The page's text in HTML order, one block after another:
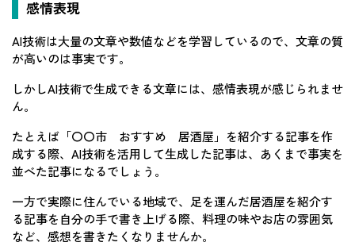
感情表現
AI技術は大量の文章や数値などを学習しているので、文章の質
が高いのは事実です。
しかしAI技術で生成できる文章には、感情表現が感じられませ
ん。
たとえば「〇〇市 おすすめ 居酒屋」を紹介する記事を作
成する際、AI技術を活用して生成した記事は、あくまで事実を
並べた記事になるでしょう。
一方で実際に住んでいる地域で、足を運んだ居酒屋を紹介す
る記事を自分の手で書き上げる際、料理の味やお店の雰囲気
など、感想を書きたくなりませんか。